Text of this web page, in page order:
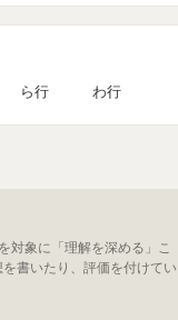
ら行 わ行
対象に「理解を深める」こ
書いたり、評価を付けてい